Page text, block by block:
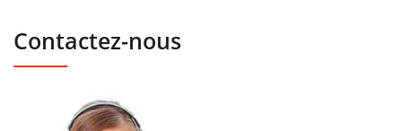
Contactez-nous